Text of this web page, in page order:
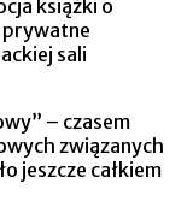
książki o
sali
– czasem
związanych
jeszcze całkiem